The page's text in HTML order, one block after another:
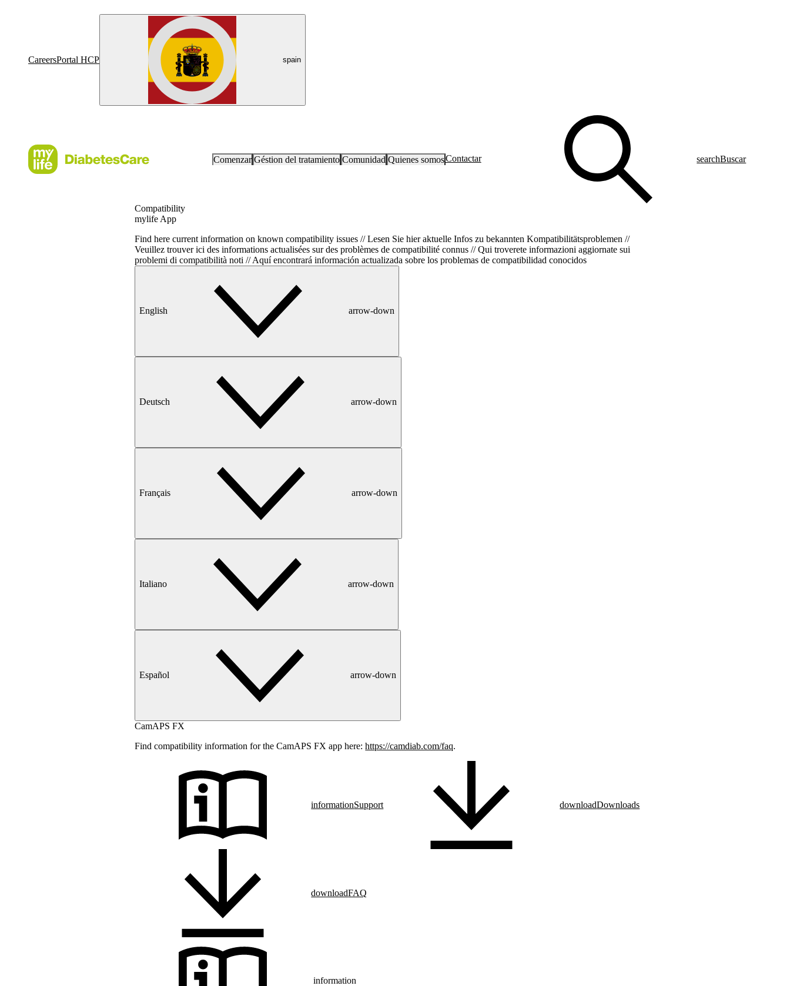
CareersPortal HCP spain
Comenzar Géstion del tratamiento Comunidad Quienes somosContactar searchBuscar
Compatibility
mylife App
Find here current information on known compatibility issues // Lesen Sie hier aktuelle Infos zu bekannten Kompatibilitätsproblemen //
Veuillez trouver ici des informations actualisées sur des problèmes de compatibilité connus // Qui troverete informazioni aggiornate sui
problemi di compatibilità noti // Aquí encontrará información actualizada sobre los problemas de compatibilidad conocidos
English arrow-down
Deutsch arrow-down
Français arrow-down
Italiano arrow-down
Español arrow-down
CamAPS FX
Find compatibility information for the CamAPS FX app here:https://camdiab.com/faq.
informationSupport downloadDownloads
downloadFAQ
information